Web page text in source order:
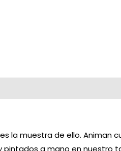
la muestra de ello. Animan
a mano en nuestro